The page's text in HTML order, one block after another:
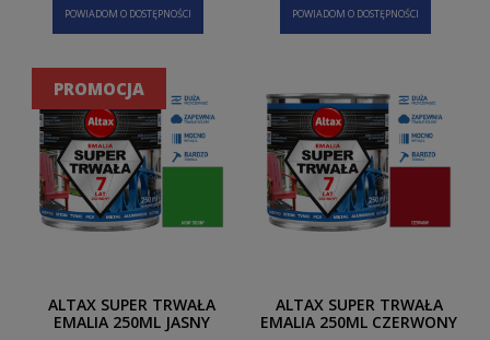
POWIADOM O DOSTĘPNOŚCI POWIADOM O DOSTĘPNOŚCI
ALTAX SUPER TRWAŁA
EMALIA 250ML JASNY
PROMOCJA
ALTAX SUPER TRWAŁA
EMALIA 250ML CZERWONY